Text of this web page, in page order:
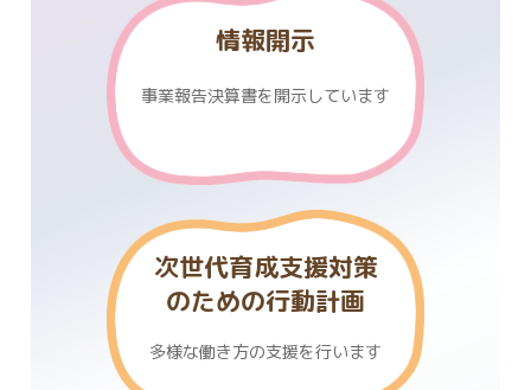
情報開示
事業報告決算書を開示しています
次世代育成支援対策
のための行動計画
多様な働き方の支援を行います